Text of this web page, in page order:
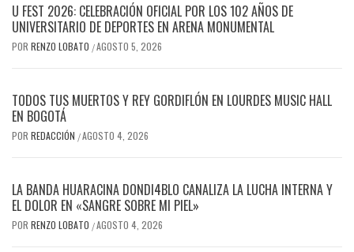
U FEST 2026: CELEBRACIÓN OFICIAL POR LOS 102 AÑOS DE
UNIVERSITARIO DE DEPORTES EN ARENA MONUMENTAL
POR RENZO LOBATO /AGOSTO 5, 2026
TODOS TUS MUERTOS Y REY GORDIFLÓN EN LOURDES MUSIC HALL
EN BOGOTÁ
POR REDACCIÓN /AGOSTO 4, 2026
LA BANDA HUARACINA DONDI4BLO CANALIZA LA LUCHA INTERNA Y
EL DOLOR EN «SANGRE SOBRE MI PIEL»
POR RENZO LOBATO /AGOSTO 4, 2026